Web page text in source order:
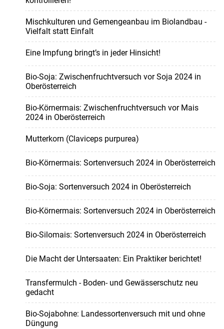
Mischkulturen und Gemengeanbau im Biolandbau -
Vielfalt statt Einfalt
Eine Impfung bringt’s in jeder Hinsicht!
Bio-Soja: Zwischenfruchtversuch vor Soja 2024 in
Oberösterreich
Bio-Körnermais: Zwischenfruchtversuch vor Mais
2024 in Oberösterreich
Mutterkorn (Claviceps purpurea)
Bio-Körnermais: Sortenversuch 2024 in Oberösterreich
Bio-Soja: Sortenversuch 2024 in Oberösterreich
Bio-Körnermais: Sortenversuch 2024 in Oberösterreich
Bio-Silomais: Sortenversuch 2024 in Oberösterreich
Die Macht der Untersaaten: Ein Praktiker berichtet!
Transfermulch - Boden- und Gewässerschutz neu
gedacht
Bio-Sojabohne: Landessortenversuch mit und ohne
Düngung